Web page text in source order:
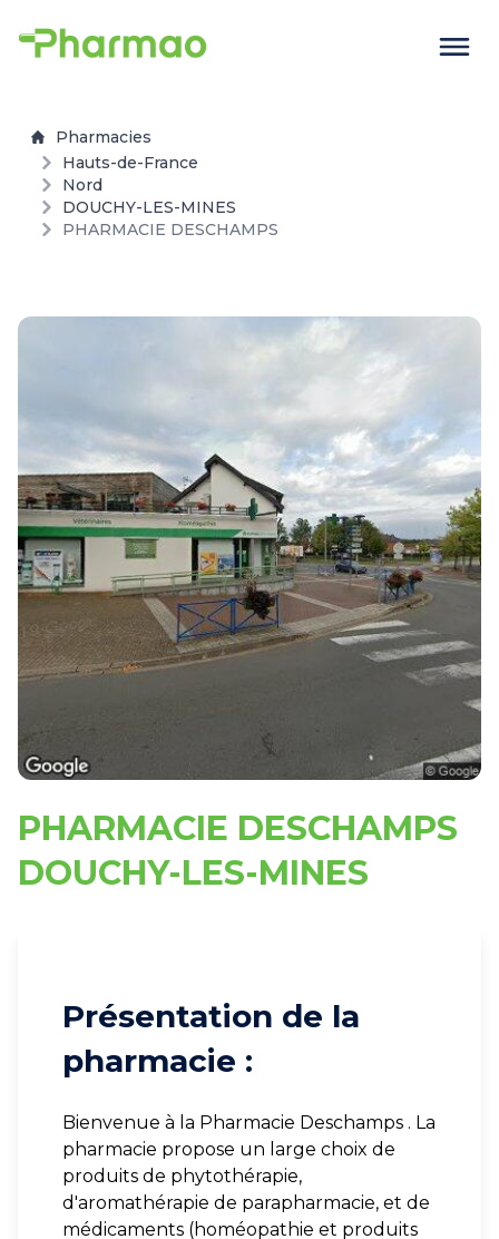
Pharmacies
Hauts-de-France
Nord
DOUCHY-LES-MINES
PHARMACIE DESCHAMPS
PHARMACIE DESCHAMPS
DOUCHY-LES-MINES
Présentation de la
pharmacie :
Bienvenue à la Pharmacie Deschamps . La
pharmacie propose un large choix de
produits de phytothérapie,
d'aromathérapie de parapharmacie, et de
médicaments (homéopathie et produits